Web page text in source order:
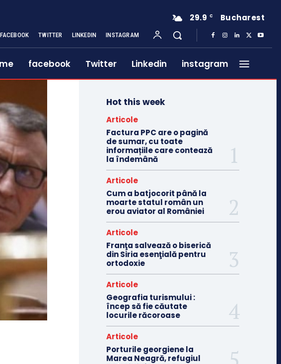
29.9 C Bucharest
FACEBOOK TWITTER LINKEDIN INSTAGRAM
facebook Twitter Linkedin instagram
Hot this week
Articole
Factura PPC are o pagină
de sumar, cu toate
informațiile care contează
la îndemână
Articole
Cum a batjocorit până la
moarte statul român un
erou aviator al României
Articole
Franţa salvează o biserică
din Siria esenţială pentru
ortodoxie
Articole
Geografia turismului :
încep să fie căutate
locurile răcoroase
Articole
Porturile georgiene la
Marea Neagră, refugiul